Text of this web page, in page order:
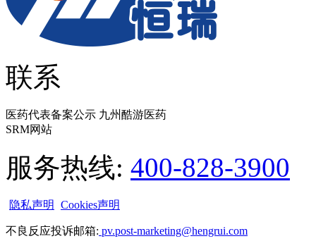
联系
医药代表备案公示 九州酷游医药
SRM网站
服务热线: 400-828-3900
隐私声明 Cookies声明
不良反应投诉邮箱: pv.post-marketing@hengrui.com